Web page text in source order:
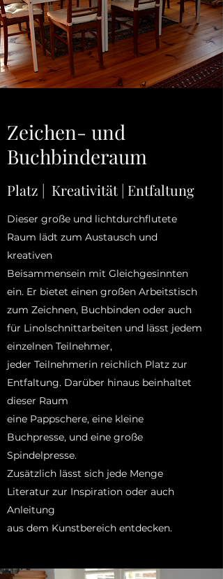
Zeichen- und
Buchbinderaum
Platz | Kreativität | Entfaltung
Dieser große und lichtdurchflutete
Raum lädt zum Austausch und
kreativen
Beisammensein mit Gleichgesinnten
ein. Er bietet einen großen Arbeitstisch
zum Zeichnen, Buchbinden oder auch
für Linolschnittarbeiten und lässt jedem
einzelnen Teilnehmer,
jeder Teilnehmerin reichlich Platz zur
Entfaltung. Darüber hinaus beinhaltet
dieser Raum
eine Pappschere, eine kleine
Buchpresse, und eine große
Spindelpresse.
Zusätzlich lässt sich jede Menge
Literatur zur Inspiration oder auch
Anleitung
aus dem Kunstbereich entdecken.